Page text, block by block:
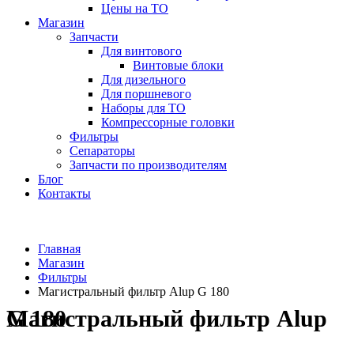
Цены на ТО
Магазин
Запчасти
Для винтового
Винтовые блоки
Для дизельного
Для поршневого
Наборы для ТО
Компрессорные головки
Фильтры
Сепараторы
Запчасти по производителям
Блог
Контакты
Главная
Магазин
Фильтры
Магистральный фильтр Alup G 180
Магистральный фильтр Alup G 180